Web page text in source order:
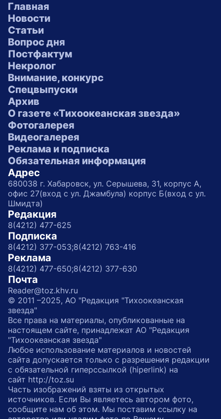
Главная
Новости
Статьи
Вопрос дня
Постфактум
Некролог
Внимание, конкурс
Спецвыпуски
Архив
О газете «Тихоокеанская звезда»
Фотогалерея
Видеогалерея
Реклама и подписка
Обязательная информация
Адрес
680038 г. Хабаровск, ул. Серышева, 31, корпус А,
офис 27(вход с ул. Джамбула) корпус Б(вход с ул.
Шмидта)
Редакция
8(4212) 477-625
Подписка
8(4212) 377-053;8(4212) 763-416
Реклама
8(4212) 477-650;8(4212) 377-630
Почта
Reader@toz.khv.ru
© 2011 –2025, АО "Редакция "Тихоокеанская
звезда"
Все права на материалы, опубликованные на
настоящем сайте, принадлежат АО "Редакция
"Тихоокеанская звезда"
Любое использование материалов и новостей
сайта допускается только с разрешения редакции
с обязательной гиперссылкой (hiperlink) на
сайт http://toz.su
Часть изображений взяты из открытых
источников. Если Вы являетесь автором фото,
сообщите нам об этом. Мы поставим ссылку на